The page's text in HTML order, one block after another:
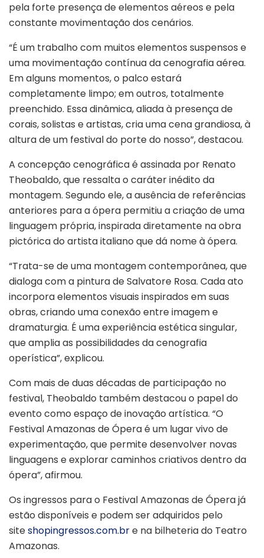
pela forte presença de elementos aéreos e pela
constante movimentação dos cenários.
“É um trabalho com muitos elementos suspensos e
uma movimentação contínua da cenografia aérea.
Em alguns momentos, o palco estará
completamente limpo; em outros, totalmente
preenchido. Essa dinâmica, aliada à presença de
corais, solistas e artistas, cria uma cena grandiosa, à
altura de um festival do porte do nosso”, destacou.
A concepção cenográfica é assinada por Renato
Theobaldo, que ressalta o caráter inédito da
montagem. Segundo ele, a ausência de referências
anteriores para a ópera permitiu a criação de uma
linguagem própria, inspirada diretamente na obra
pictórica do artista italiano que dá nome à ópera.
“Trata-se de uma montagem contemporânea, que
dialoga com a pintura de Salvatore Rosa. Cada ato
incorpora elementos visuais inspirados em suas
obras, criando uma conexão entre imagem e
dramaturgia. É uma experiência estética singular,
que amplia as possibilidades da cenografia
operística”, explicou.
Com mais de duas décadas de participação no
festival, Theobaldo também destacou o papel do
evento como espaço de inovação artística. “O
Festival Amazonas de Ópera é um lugar vivo de
experimentação, que permite desenvolver novas
linguagens e explorar caminhos criativos dentro da
ópera”, afirmou.
Os ingressos para o Festival Amazonas de Ópera já
estão disponíveis e podem ser adquiridos pelo
siteshopingressos.com.bre na bilheteria do Teatro
Amazonas.